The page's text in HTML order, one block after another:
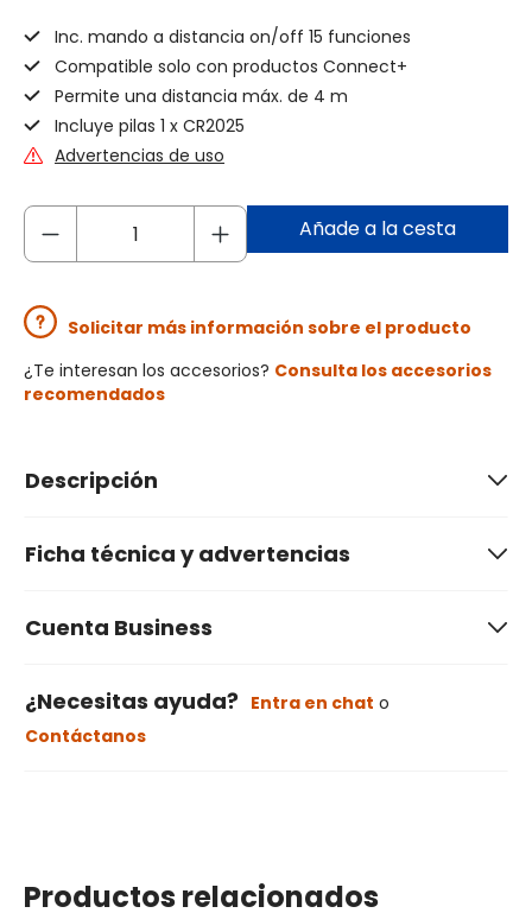
Inc. mando a distancia on/off 15 funciones
Compatible solo con productos Connect+
Permite una distancia máx. de 4 m
Incluye pilas 1 x CR2025
Advertencias de uso
Añade a la cesta
Solicitar más información sobre el producto
¿Te interesan los accesorios? Consulta los accesorios
recomendados
Descripción
Ficha técnica y advertencias
Cuenta Business
¿Necesitas ayuda? Entra en chat o
Contáctanos
Productos relacionados